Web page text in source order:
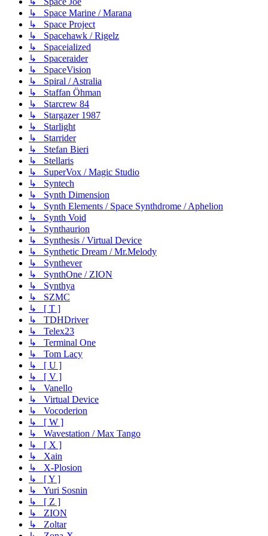
↳ Space Marine / Marana
↳ Space Project
↳ Spacehawk / Rigelz
↳ Spaceialized
↳ Spaceraider
↳ SpaceVision
↳ Spiral / Astralia
↳ Staffan Öhman
↳ Starcrew 84
↳ Stargazer 1987
↳ Starlight
↳ Starrider
↳ Stefan Bieri
↳ Stellaris
↳ SuperVox / Magic Studio
↳ Syntech
↳ Synth Dimension
↳ Synth Elements / Space Synthdrome / Aphelion
↳ Synth Void
↳ Synthaurion
↳ Synthesis / Virtual Device
↳ Synthetic Dream / Mr.Melody
↳ Synthever
↳ SynthOne / ZION
↳ Synthya
↳ SZMC
↳ [ T ]
↳ TDHDriver
↳ Telex23
↳ Terminal One
↳ Tom Lacy
↳ [ U ]
↳ [ V ]
↳ Vanello
↳ Virtual Device
↳ Vocoderion
↳ [ W ]
↳ Wavestation / Max Tango
↳ [ X ]
↳ Xain
↳ X-Plosion
↳ [ Y ]
↳ Yuri Sosnin
↳ [ Z ]
↳ ZION
↳ Zoltar